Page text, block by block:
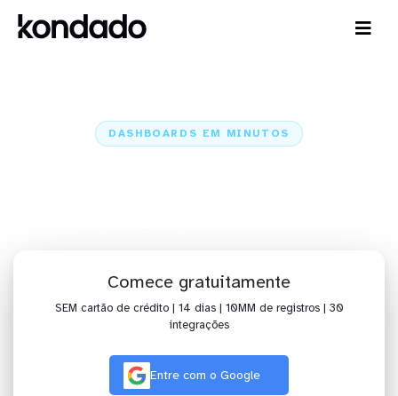
DASHBOARDS EM MINUTOS
Comece gratuitamente
SEM cartão de crédito | 14 dias | 10MM de registros | 30
integrações
Entre com o Google